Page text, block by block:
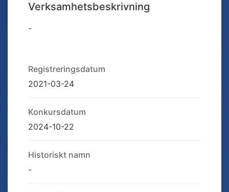
Verksamhetsbeskrivning
-
Registreringsdatum
2021-03-24
Konkursdatum
2024-10-22
Historiskt namn
-